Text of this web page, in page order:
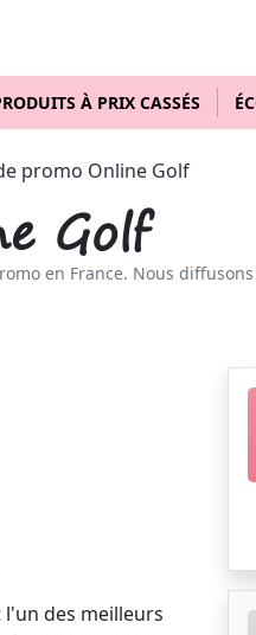
À PRIX CASSÉS
promo Online Golf
Golf
en France. Nous
des meilleurs